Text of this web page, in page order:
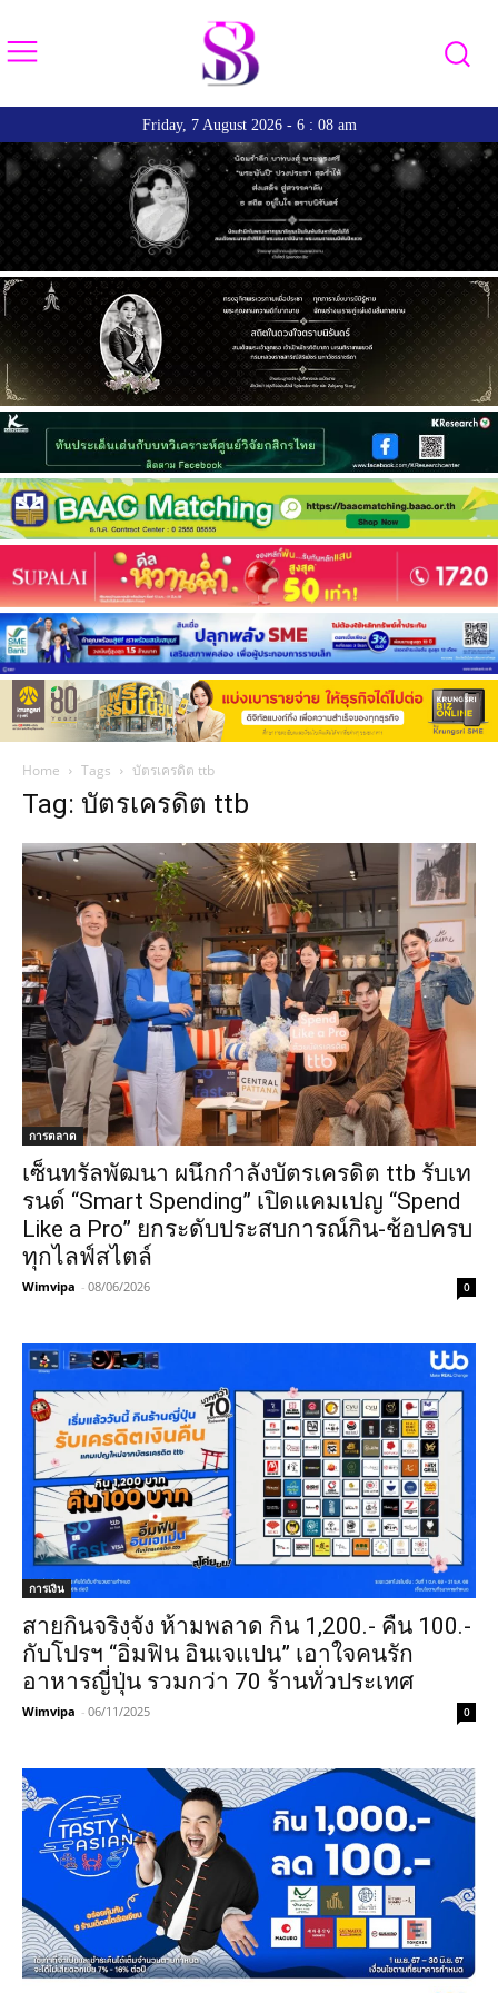
Friday, 7 August 2026 - 6 : 08 am
Home Tags บัตรเครดิต ttb
Tag: บัตรเครดิต ttb
การตลาด
เซ็นทรัลพัฒนา ผนึกกำลังบัตรเครดิต ttb รับเท
รนด์ “Smart Spending” เปิดแคมเปญ “Spend
Like a Pro” ยกระดับประสบการณ์กิน-ช้อปครบ
ทุกไลฟ์สไตล์
Wimvipa - 08/06/2026 0
การเงิน
สายกินจริงจัง ห้ามพลาด กิน 1,200.- คืน 100.-
กับโปรฯ “อิ่มฟิน อินเจแปน” เอาใจคนรัก
อาหารญี่ปุ่น รวมกว่า 70 ร้านทั่วประเทศ
Wimvipa - 06/11/2025 0